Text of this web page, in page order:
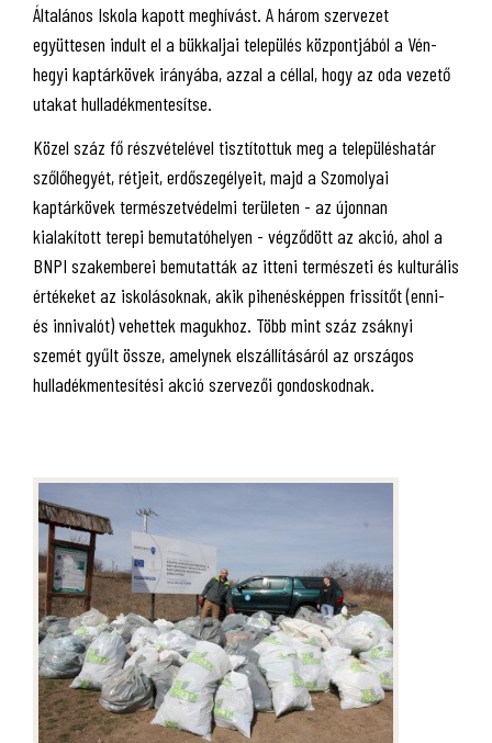
Általános Iskola kapott meghívást. A három szervezet
együttesen indult el a bükkaljai település központjából a Vén-
hegyi kaptárkövek irányába, azzal a céllal, hogy az oda vezető
utakat hulladékmentesítse.
Közel száz fő részvételével tisztítottuk meg a településhatár
szőlőhegyét, rétjeit, erdőszegélyeit, majd a Szomolyai
kaptárkövek természetvédelmi területen - az újonnan
kialakított terepi bemutatóhelyen - végződött az akció, ahol a
BNPI szakemberei bemutatták az itteni természeti és kulturális
értékeket az iskolásoknak, akik pihenésképpen frissítőt (enni-
és innivalót) vehettek magukhoz. Több mint száz zsáknyi
szemét gyűlt össze, amelynek elszállításáról az országos
hulladékmentesítési akció szervezői gondoskodnak.